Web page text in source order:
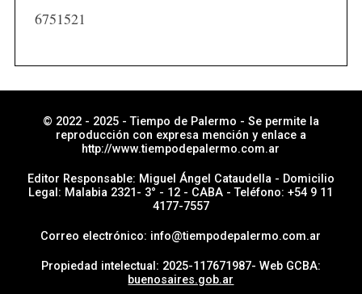
i
e
c
6751521
© 2022 - 2025 - Tiempo de Palermo - Se permite la
reproducción con expresa mención y enlace a
http://www.tiempodepalermo.com.ar
Editor Responsable: Miguel Ángel Cataudella - Domicilio
Legal: Malabia 2321- 3° - 12 - CABA - Teléfono: +54 9 11
4177-7557
Correo electrónico: info@tiempodepalermo.com.ar
Propiedad intelectual: 2025-117671987- Web GCBA:
buenosaires.gob.ar